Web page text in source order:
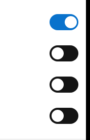
web de la